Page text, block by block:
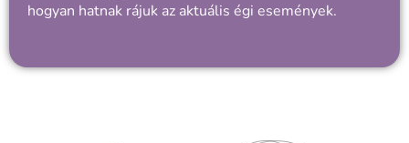
hogyan hatnak rájuk az aktuális égi események.